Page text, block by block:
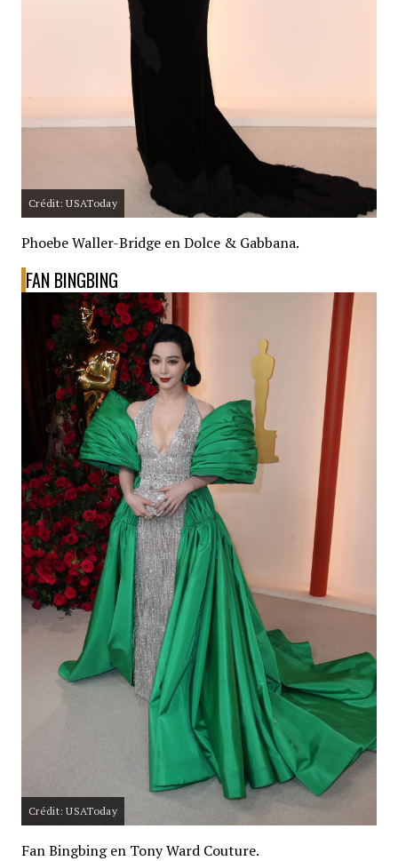
Crédit: USAToday
Phoebe Waller-Bridge en Dolce & Gabbana.
FAN BINGBING
Crédit: USAToday
Fan Bingbing en Tony Ward Couture.